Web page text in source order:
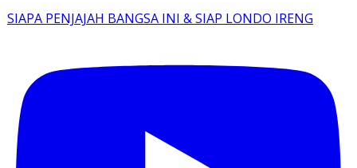
SIAPA PENJAJAH BANGSA INI & SIAP LONDO IRENG